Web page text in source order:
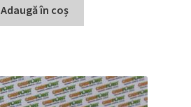
Adaugă în coș